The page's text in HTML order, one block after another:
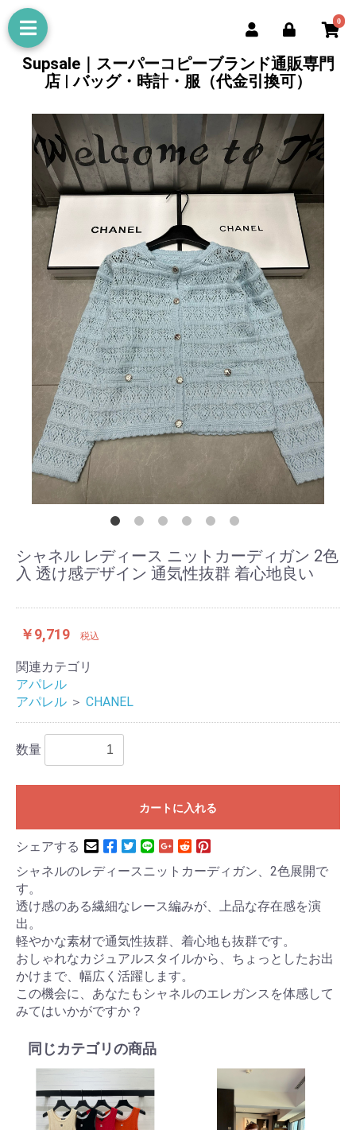
0
Supsale｜スーパーコピーブランド通販専門
店 | バッグ・時計・服（代金引換可）
シャネル レディース ニットカーディガン 2色
入 透け感デザイン 通気性抜群 着心地良い
￥9,719 税込
関連カテゴリ
アパレル
アパレル ＞ CHANEL
数量
カートに入れる
シェアする
シャネルのレディースニットカーディガン、2色展開で
す。
透け感のある繊細なレース編みが、上品な存在感を演
出。
軽やかな素材で通気性抜群、着心地も抜群です。
おしゃれなカジュアルスタイルから、ちょっとしたお出
かけまで、幅広く活躍します。
この機会に、あなたもシャネルのエレガンスを体感して
みてはいかがですか？
同じカテゴリの商品